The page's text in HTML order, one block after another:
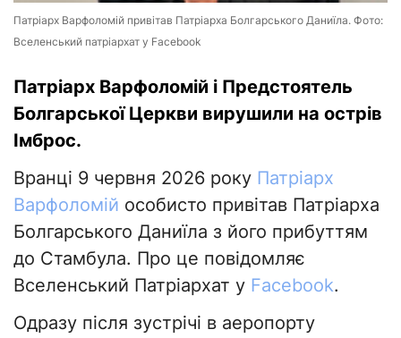
Патріарх Варфоломій привітав Патріарха Болгарського Даниїла. Фото:
Вселенський патріархат у Facebook
Патріарх Варфоломій і Предстоятель
Болгарської Церкви вирушили на острів
Імброс.
Вранці 9 червня 2026 року Патріарх
Варфоломій особисто привітав Патріарха
Болгарського Даниїла з його прибуттям
до Стамбула. Про це повідомляє
Вселенський Патріархат у Facebook.
Одразу після зустрічі в аеропорту